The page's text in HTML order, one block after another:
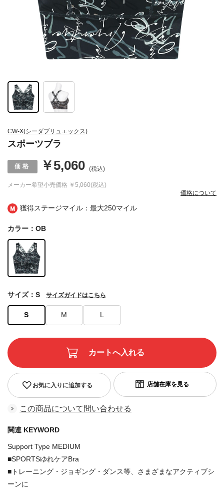
獲得ステージマイル：最大250マイル
CW-X(シーダブリュエックス)
スポーツブラ
メーカー希望小売価格 ￥5,060(税込)
￥5,060 (税込)
価格について
カラー：OB
S M L
サイズ：S サイズガイドはこちら
お気に入りに追加する
この商品について問い合わせる
関連 KEYWORD
Support Type MEDIUM
■SPORTSゆれケアBra
■トレーニング・ジョギング・ダンス等、さまざまなアクティブシ
ーンに